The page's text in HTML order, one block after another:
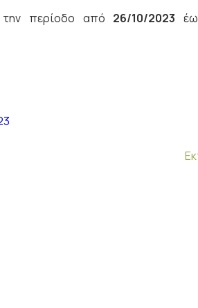
περίοδο από 26/10/2023